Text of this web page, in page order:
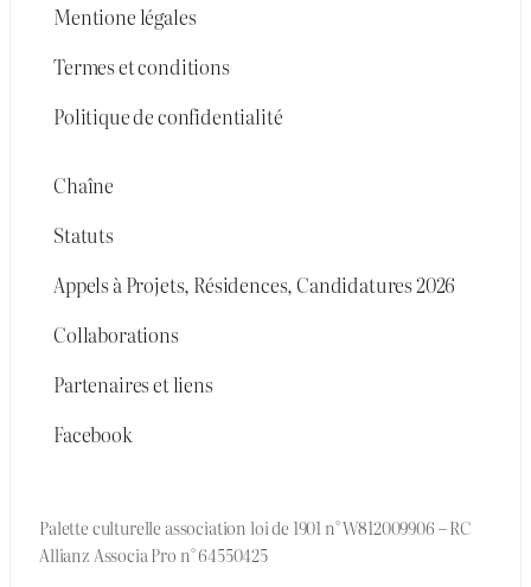
Mentione légales
Termes et conditions
Politique de confidentialité
Chaîne
Statuts
Appels à Projets, Résidences, Candidatures 2026
Collaborations
Partenaires et liens
Facebook
Palette culturelle association loi de 1901 n° W812009906 – RC
Allianz Associa Pro n° 64550425